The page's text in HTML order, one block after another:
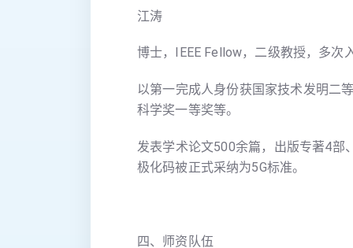
江涛
博士，IEEE Fellow，二级教授，多次
以第一完成人身份获国家技术发明二
科学奖一等奖等。
发表学术论文500余篇，出版专著4部
极化码被正式采纳为5G标准。
四、师资队伍